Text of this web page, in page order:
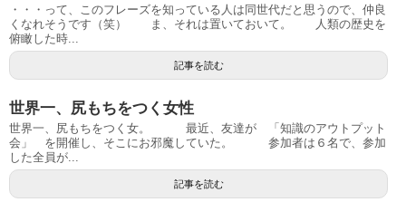
・・・って、このフレーズを知っている人は同世代だと思うので、仲良
くなれそうです（笑） ま、それは置いておいて。 人類の歴史を
俯瞰した時...
記事を読む
世界一、尻もちをつく女性
世界一、尻もちをつく女。 最近、友達が 「知識のアウトプット
会」 を開催し、そこにお邪魔していた。 参加者は６名で、参加
した全員が...
記事を読む